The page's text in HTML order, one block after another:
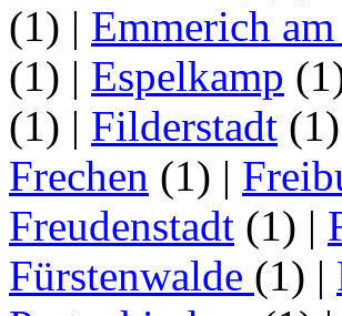
(1) | Emmerich
(1) | Espelkamp
(1) | Filderstadt (1)
Frechen (1) |
Freudenstadt (1) |
Fürstenwalde (1) |